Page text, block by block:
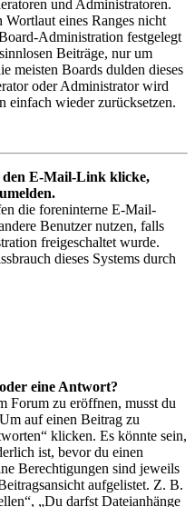
und Administratoren.
eines Ranges nicht
Administration festgelegt
Beiträge, nur um
meisten Boards dulden dieses
oder Administrator wird
einfach wieder zurücksetzen.
den E-Mail-Link klicke,
die foreninterne E-Mail-
Benutzer nutzen, falls
freigeschaltet wurde.
dieses Systems durch
eine Antwort?
Forum zu eröffnen, musst du
auf einen Beitrag zu
klicken. Es könnte sein,
ist, bevor du einen
Berechtigungen sind jeweils
aufgelistet. Z. B.
„Du darfst Dateianhänge